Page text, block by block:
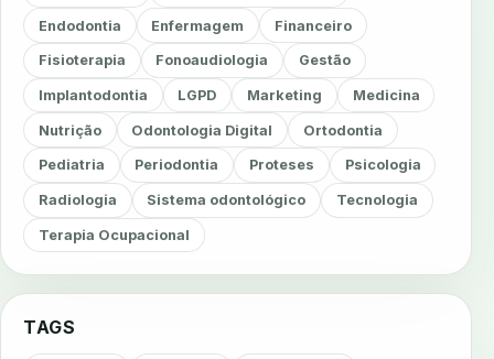
Endodontia Enfermagem Financeiro
Fisioterapia Fonoaudiologia Gestão
Implantodontia LGPD Marketing Medicina
Nutrição Odontologia Digital Ortodontia
Pediatria Periodontia Proteses Psicologia
Radiologia Sistema odontológico Tecnologia
Terapia Ocupacional
TAGS